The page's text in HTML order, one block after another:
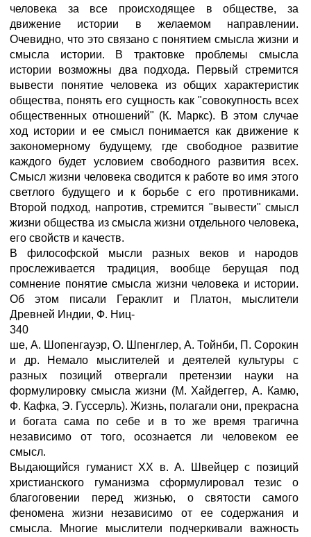
человека за все происходящее в обществе, за
движение истории в желаемом направлении.
Очевидно, что это связано с понятием смысла жизни и
смысла истории. В трактовке проблемы смысла
истории возможны два подхода. Первый стремится
вывести понятие человека из общих характеристик
общества, понять его сущность как "совокупность всех
общественных отношений" (К. Маркс). В этом случае
ход истории и ее смысл понимается как движение к
закономерному будущему, где свободное развитие
каждого будет условием свободного развития всех.
Смысл жизни человека сводится к работе во имя этого
светлого будущего и к борьбе с его противниками.
Второй подход, напротив, стремится "вывести" смысл
жизни общества из смысла жизни отдельного человека,
его свойств и качеств.
В философской мысли разных веков и народов
прослеживается традиция, вообще берущая под
сомнение понятие смысла жизни человека и истории.
Об этом писали Гераклит и Платон, мыслители
Древней Индии, Ф. Ниц-
340
ше, А. Шопенгауэр, О. Шпенглер, А. Тойнби, П. Сорокин
и др. Немало мыслителей и деятелей культуры с
разных позиций отвергали претензии науки на
формулировку смысла жизни (М. Хайдеггер, А. Камю,
Ф. Кафка, Э. Гуссерль). Жизнь, полагали они, прекрасна
и богата сама по себе и в то же время трагична
независимо от того, осознается ли человеком ее
смысл.
Выдающийся гуманист XX в. А. Швейцер с позиций
христианского гуманизма сформулировал тезис о
благоговении перед жизнью, о святости самого
феномена жизни независимо от ее содержания и
смысла. Многие мыслители подчеркивали важность